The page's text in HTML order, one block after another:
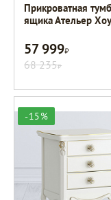
Прикроватная
ящика Ательер
57 999Р
68 235Р
-15%